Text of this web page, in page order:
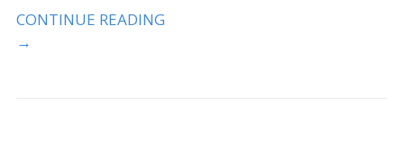
CONTINUE READING
→